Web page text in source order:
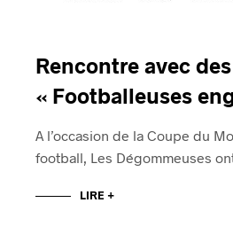
Rencontre avec des
« Footballeuses
A l’occasion de la Coupe du
football, Les Dégommeuses
LIRE +